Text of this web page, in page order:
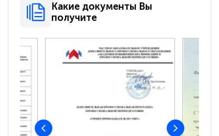
Какие документы Вы
получите